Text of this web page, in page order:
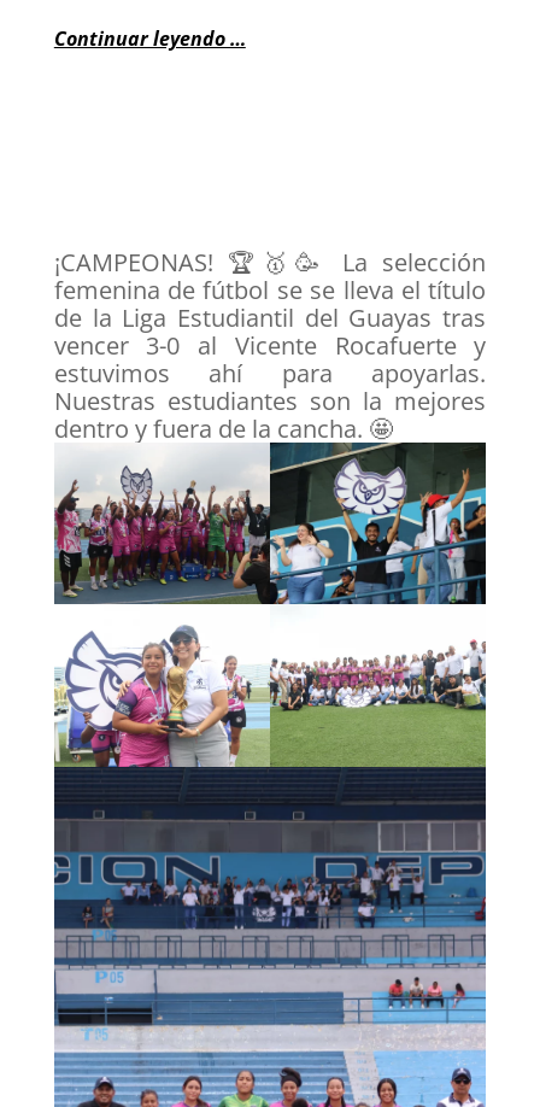
Continuar leyendo …
¡CAMPEONAS! 🏆🥇🥳 La selección
femenina de fútbol se se lleva el título
de la Liga Estudiantil del Guayas tras
vencer 3-0 al Vicente Rocafuerte y
estuvimos ahí para apoyarlas.
Nuestras estudiantes son la mejores
dentro y fuera de la cancha. 🤩